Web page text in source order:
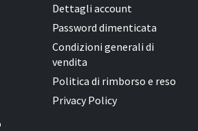
Dettagli account
Password dimenticata
Condizioni generali di
vendita
Politica di rimborso e reso
Privacy Policy